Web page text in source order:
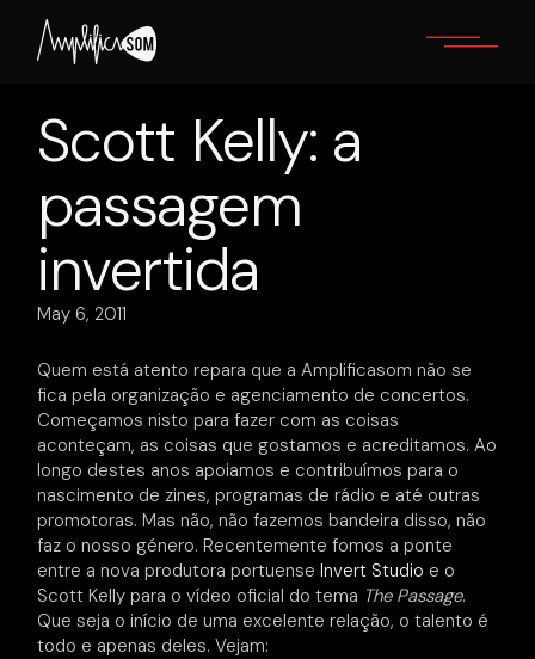
content
Scott Kelly: a
passagem
invertida
May 6, 2011
Quem está atento repara que a Amplificasom não se
fica pela organização e agenciamento de concertos.
Começamos nisto para fazer com as coisas
aconteçam, as coisas que gostamos e acreditamos. Ao
longo destes anos apoiamos e contribuímos para o
nascimento de zines, programas de rádio e até outras
promotoras. Mas não, não fazemos bandeira disso, não
faz o nosso género. Recentemente fomos a ponte
entre a nova produtora portuenseInvert Studio e o
Scott Kelly para o vídeo oficial do tema The Passage.
Que seja o início de uma excelente relação, o talento é
todo e apenas deles. Vejam: